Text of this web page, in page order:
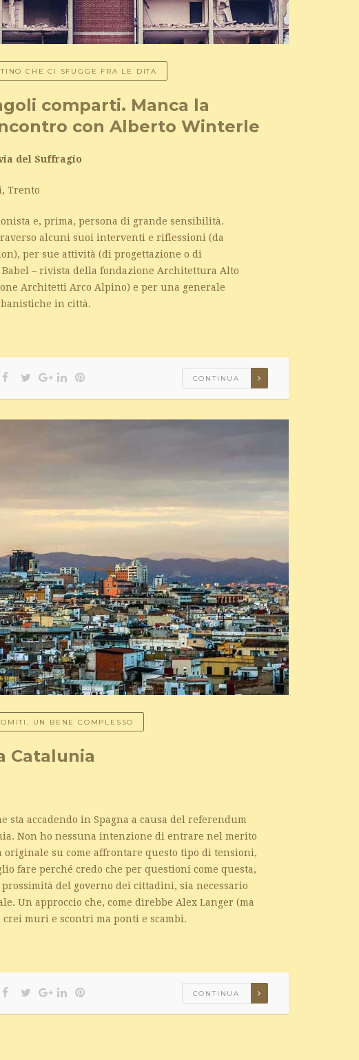
CHE CI SFUGGE FRA LE DITA
comparti. Manca la
con Alberto Winterle
via del Suffragio
Trento
e, prima, persona di grande sensibilità.
alcuni suoi interventi e riflessioni (da
per sue attività (di progettazione o di
– rivista della fondazione Architettura Alto
Architetti Arco Alpino) e per una generale
in città.
CONTINUA
UN BENE COMPLESSO
Catalunia
accadendo in Spagna a causa del referendum
Non ho nessuna intenzione di entrare nel merito
su come affrontare questo tipo di tensioni,
fare perché credo che per questioni come questa,
del governo dei cittadini, sia necessario
Un approccio che, come direbbe Alex Langer (ma
muri e scontri ma ponti e scambi.
CONTINUA